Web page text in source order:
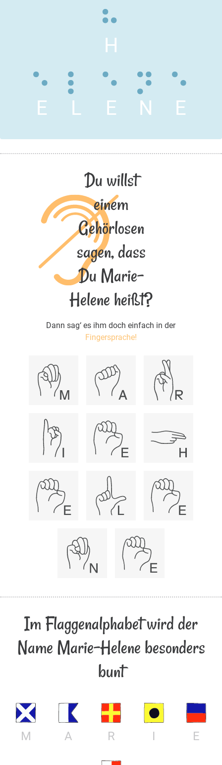
H
E L E N E
Du willst
einem
Gehörlosen
sagen, dass
Du Marie-
Helene heißt?
Dann sag‘ es ihm doch einfach in der
Fingersprache!
Im Flaggenalphabet wird der
Name Marie-Helene besonders
bunt
M A R I E